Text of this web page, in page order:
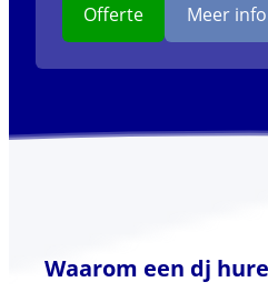
Offerte Meer info
Waarom een dj